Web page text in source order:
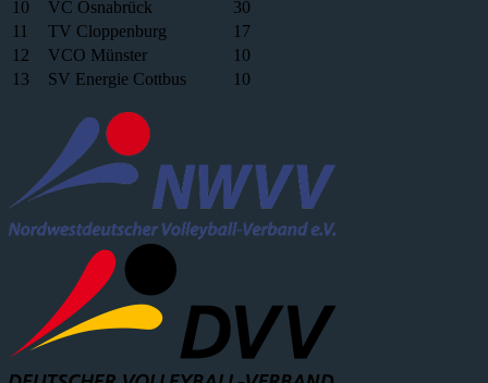
10
VC Osnabrück
30
11
TV Cloppenburg
17
12
VCO Münster
10
13
SV Energie Cottbus 10